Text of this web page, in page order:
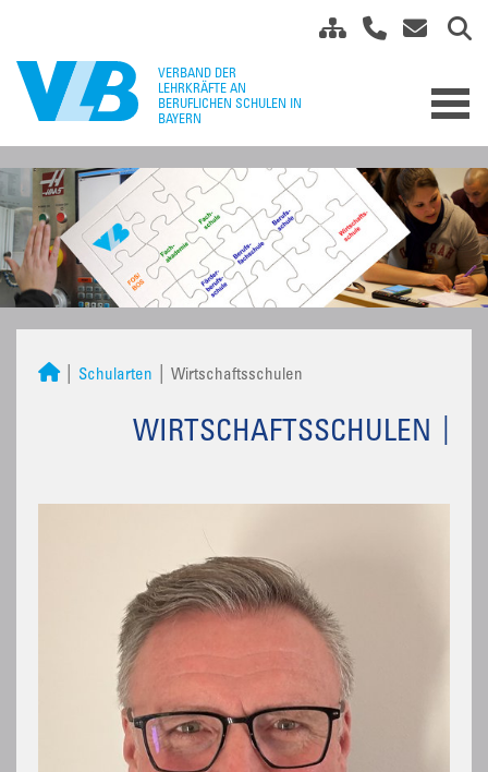
Schularten Wirtschaftsschulen
WIRTSCHAFTSSCHULEN